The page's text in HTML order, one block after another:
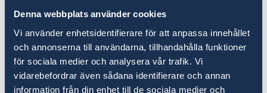
Denna webbplats använder cookies
Vi använder enhetsidentifierare för att anpassa innehållet
och annonserna till användarna, tillhandahålla funktioner
för sociala medier och analysera vår trafik. Vi
vidarebefordrar även sådana identifierare och annan
information från din enhet till de sociala medier och
About Sweden
Business and trade with Sweden
Doing business with Sweden
What is involved in import and export controls in
Sweden?